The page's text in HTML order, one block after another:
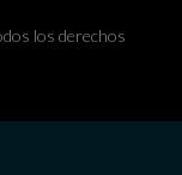
los derechos